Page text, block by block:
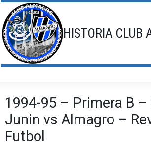
Saltar
al
contenido
HISTORIA CLUB
1994-95 – Primera B
Junin vs Almagro –
Futbol